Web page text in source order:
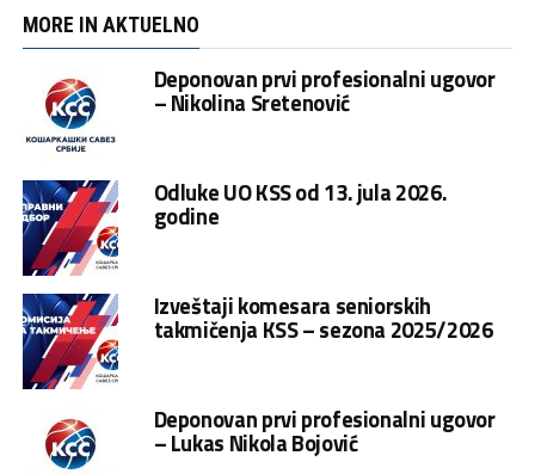
MORE IN AKTUELNO
Deponovan prvi profesionalni ugovor
– Nikolina Sretenović
Odluke UO KSS od 13. jula 2026.
godine
Izveštaji komesara seniorskih
takmičenja KSS – sezona 2025/2026
Deponovan prvi profesionalni ugovor
– Lukas Nikola Bojović